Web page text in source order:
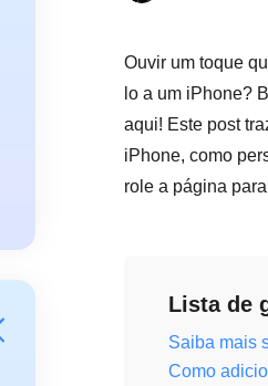
Ouvir um toque
lo a um iPhone?
aqui! Este post
iPhone, como
role a página
Lista de
Saiba mais
Como